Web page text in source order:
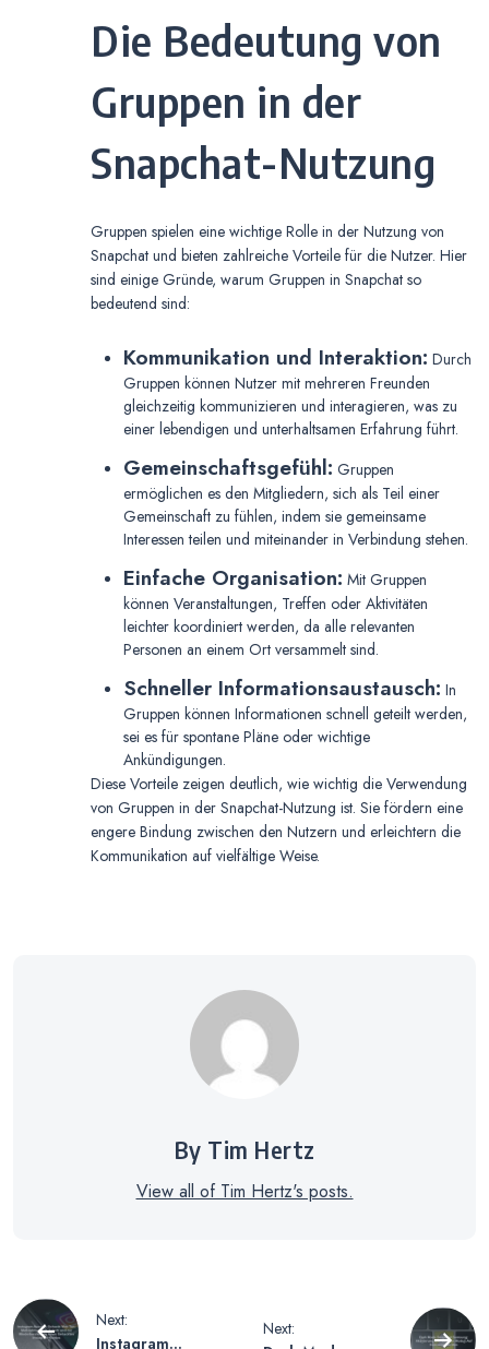
Die Bedeutung von
Gruppen in der
Snapchat-Nutzung
Gruppen spielen eine wichtige Rolle in der Nutzung von
Snapchat und bieten zahlreiche Vorteile für die Nutzer. Hier
sind einige Gründe, warum Gruppen in Snapchat so
bedeutend sind:
Kommunikation und Interaktion: Durch
Gruppen können Nutzer mit mehreren Freunden
gleichzeitig kommunizieren und interagieren, was zu
einer lebendigen und unterhaltsamen Erfahrung führt.
Gemeinschaftsgefühl: Gruppen
ermöglichen es den Mitgliedern, sich als Teil einer
Gemeinschaft zu fühlen, indem sie gemeinsame
Interessen teilen und miteinander in Verbindung stehen.
Einfache Organisation: Mit Gruppen
können Veranstaltungen, Treffen oder Aktivitäten
leichter koordiniert werden, da alle relevanten
Personen an einem Ort versammelt sind.
Schneller Informationsaustausch: In
Gruppen können Informationen schnell geteilt werden,
sei es für spontane Pläne oder wichtige
Ankündigungen.
Diese Vorteile zeigen deutlich, wie wichtig die Verwendung
von Gruppen in der Snapchat-Nutzung ist. Sie fördern eine
engere Bindung zwischen den Nutzern und erleichtern die
Kommunikation auf vielfältige Weise.
By Tim Hertz
View all of Tim Hertz's posts.
Beitragsnavigation
Next:
Instagram
Next: